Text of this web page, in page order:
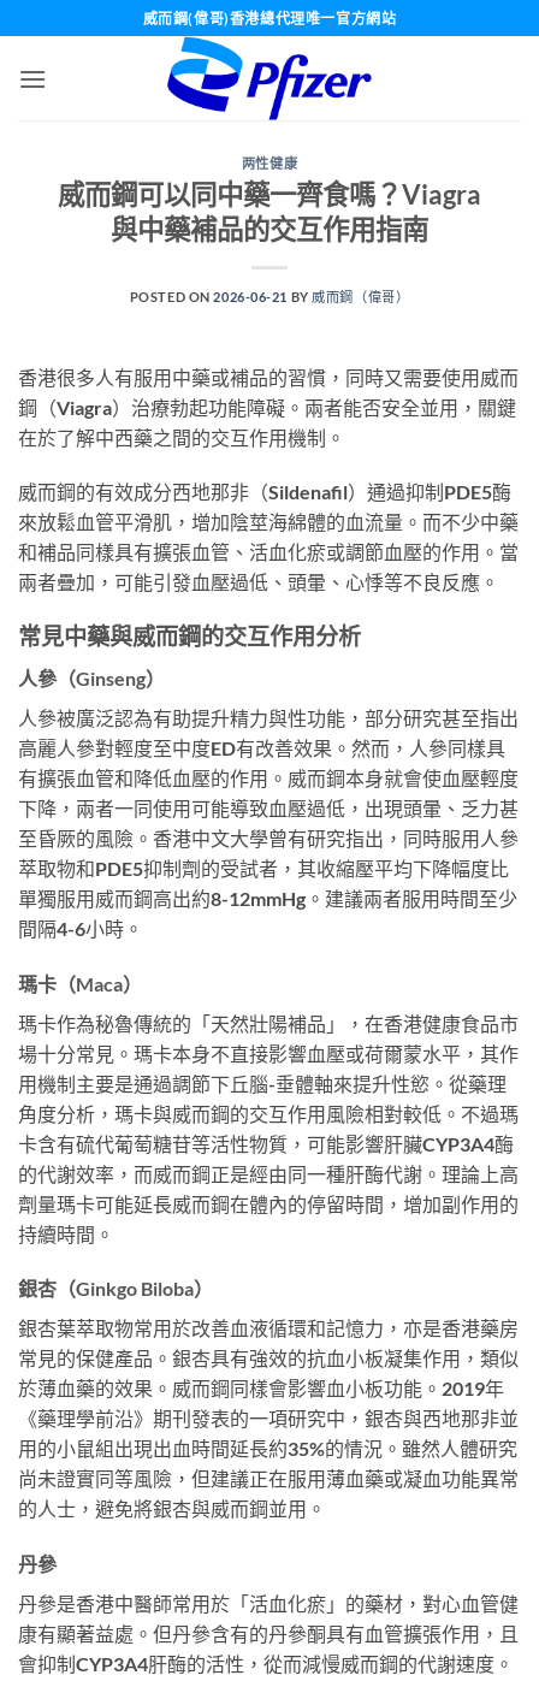
content
威而鋼(偉哥)香港總代理唯一官方網站
两性健康
威而鋼可以同中藥一齊食嗎？Viagra
與中藥補品的交互作用指南
POSTED ON2026-06-21 BY 威而鋼（偉哥）
香港很多人有服用中藥或補品的習慣，同時又需要使用威而
鋼（Viagra）治療勃起功能障礙。兩者能否安全並用，關鍵
在於了解中西藥之間的交互作用機制。
威而鋼的有效成分西地那非（Sildenafil）通過抑制PDE5酶
來放鬆血管平滑肌，增加陰莖海綿體的血流量。而不少中藥
和補品同樣具有擴張血管、活血化瘀或調節血壓的作用。當
兩者疊加，可能引發血壓過低、頭暈、心悸等不良反應。
常見中藥與威而鋼的交互作用分析
人參（Ginseng）
人參被廣泛認為有助提升精力與性功能，部分研究甚至指出
高麗人參對輕度至中度ED有改善效果。然而，人參同樣具
有擴張血管和降低血壓的作用。威而鋼本身就會使血壓輕度
下降，兩者一同使用可能導致血壓過低，出現頭暈、乏力甚
至昏厥的風險。香港中文大學曾有研究指出，同時服用人參
萃取物和PDE5抑制劑的受試者，其收縮壓平均下降幅度比
單獨服用威而鋼高出約8-12mmHg。建議兩者服用時間至少
間隔4-6小時。
瑪卡（Maca）
瑪卡作為秘魯傳統的「天然壯陽補品」，在香港健康食品市
場十分常見。瑪卡本身不直接影響血壓或荷爾蒙水平，其作
用機制主要是通過調節下丘腦-垂體軸來提升性慾。從藥理
角度分析，瑪卡與威而鋼的交互作用風險相對較低。不過瑪
卡含有硫代葡萄糖苷等活性物質，可能影響肝臟CYP3A4酶
的代謝效率，而威而鋼正是經由同一種肝酶代謝。理論上高
劑量瑪卡可能延長威而鋼在體內的停留時間，增加副作用的
持續時間。
銀杏（Ginkgo Biloba）
銀杏葉萃取物常用於改善血液循環和記憶力，亦是香港藥房
常見的保健產品。銀杏具有強效的抗血小板凝集作用，類似
於薄血藥的效果。威而鋼同樣會影響血小板功能。2019年
《藥理學前沿》期刊發表的一項研究中，銀杏與西地那非並
用的小鼠組出現出血時間延長約35%的情況。雖然人體研究
尚未證實同等風險，但建議正在服用薄血藥或凝血功能異常
的人士，避免將銀杏與威而鋼並用。
丹參
丹參是香港中醫師常用於「活血化瘀」的藥材，對心血管健
康有顯著益處。但丹參含有的丹參酮具有血管擴張作用，且
會抑制CYP3A4肝酶的活性，從而減慢威而鋼的代謝速度。